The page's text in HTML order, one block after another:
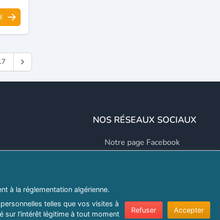
NOS RÉSEAUX SOCIAUX
Notre page Facebook
Notre page Twitter
à la réglementation algérienne.
telles que vos visites à
sur l'intérêt légitime à tout moment
Refuser Accepter